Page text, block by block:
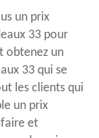
un prix
33 pour
obtenez un
33 qui se
les clients qui
un prix
et